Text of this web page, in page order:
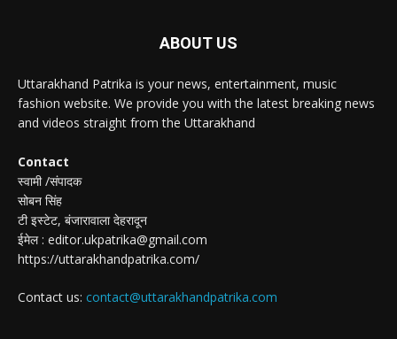
ABOUT US
Uttarakhand Patrika is your news, entertainment, music
fashion website. We provide you with the latest breaking news
and videos straight from the Uttarakhand
Contact
स्वामी /संपादक
सोबन सिंह
टी इस्टेट, बंजारावाला देहरादून
ईमेल : editor.ukpatrika@gmail.com
https://uttarakhandpatrika.com/
Contact us: contact@uttarakhandpatrika.com